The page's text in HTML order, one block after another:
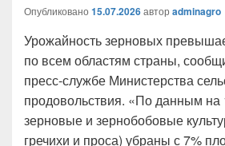
Опубликовано 15.07.2026автор adminagro
Урожайность зерновых
по всем областям страны,
пресс-службе Министерства
продовольствия. «По данным на
зерновые и зернобобовые
гречихи и проса) убраны с 7%